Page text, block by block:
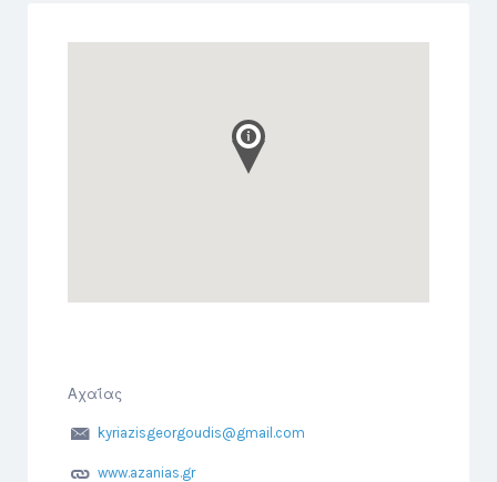
Αχαΐας
kyriazisgeorgoudis@gmail.com
www.azanias.gr